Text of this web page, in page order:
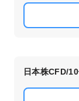
日本株CFD/